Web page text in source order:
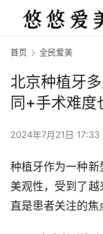
首页 全民爱美
北京种植牙
同+手术难度
2024年7月21日 17:33
种植牙作为一种
美观性，受到了
直是患者关注的焦